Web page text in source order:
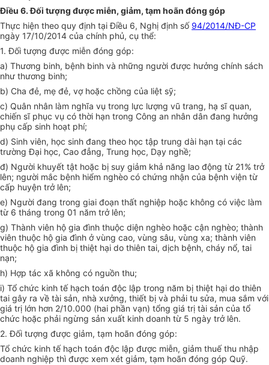
Điều 6. Đối tượng được miễn, giảm, tạm hoãn đóng góp
Thực hiện theo quy định tại Điều 6, Nghị định số 94/2014/NĐ-CP
ngày 17/10/2014 của chính phủ, cụ thể:
1. Đối tượng được miễn đóng góp:
a) Thương binh, bệnh binh và những người được hưởng chính sách
như thương binh;
b) Cha đẻ, mẹ đẻ, vợ hoặc chồng của liệt sỹ;
c) Quân nhân làm nghĩa vụ trong lực lượng vũ trang, hạ sĩ quan,
chiến sĩ phục vụ có thời hạn trong Công an nhân dân đang hưởng
phụ cấp sinh hoạt phí;
d) Sinh viên, học sinh đang theo học tập trung dài hạn tại các
trường Đại học, Cao đẳng, Trung học, Dạy nghề;
đ) Người khuyết tật hoặc bị suy giảm khả năng lao động từ 21% trở
lên; người mắc bệnh hiểm nghèo có chứng nhận của bệnh viện từ
cấp huyện trở lên;
e) Người đang trong giai đoạn thất nghiệp hoặc không có việc làm
từ 6 tháng trong 01 năm trở lên;
g) Thành viên hộ gia đình thuộc diện nghèo hoặc cận nghèo; thành
viên thuộc hộ gia đình ở vùng cao, vùng sâu, vùng xa; thành viên
thuộc hộ gia đình bị thiệt hại do thiên tai, dịch bệnh, cháy nổ, tai
nạn;
h) Hợp tác xã không có nguồn thu;
i) Tổ chức kinh tế hạch toán độc lập trong năm bị thiệt hại do thiên
tai gây ra về tài sản, nhà xưởng, thiết bị và phải tu sửa, mua sắm với
giá trị lớn hơn 2/10.000 (hai phần vạn) tổng giá trị tài sản của tổ
chức hoặc phải ngừng sản xuất kinh doanh từ 5 ngày trở lên.
2. Đối tượng được giảm, tạm hoãn đóng góp:
Tổ chức kinh tế hạch toán độc lập được miễn, giảm thuế thu nhập
doanh nghiệp thì được xem xét giảm, tạm hoãn đóng góp Quỹ.